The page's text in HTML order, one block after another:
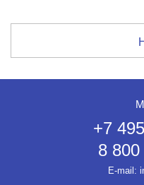
+7
8 800
E-mail: